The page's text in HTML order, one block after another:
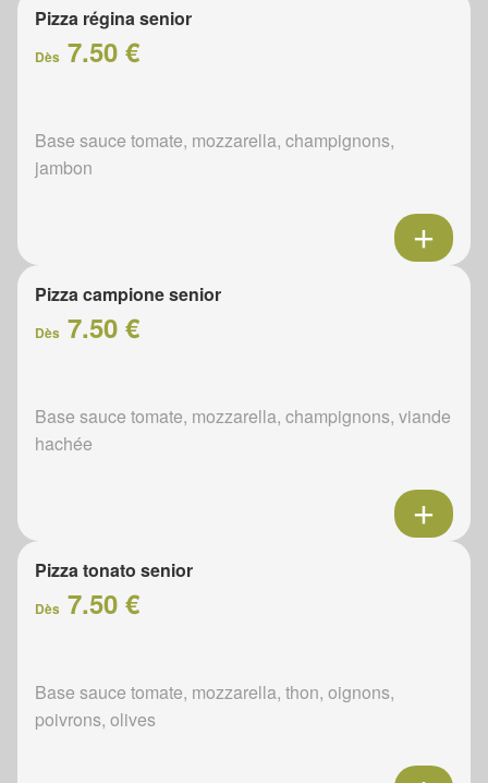
Pizza régina senior
Dès 7.50 €
Base sauce tomate, mozzarella, champignons,
jambon
Pizza campione senior
Dès 7.50 €
Base sauce tomate, mozzarella, champignons, viande
hachée
Pizza tonato senior
Dès 7.50 €
Base sauce tomate, mozzarella, thon, oignons,
poivrons, olives